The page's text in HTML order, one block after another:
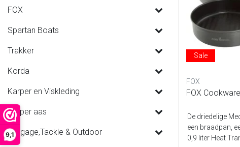
9,1
FOX
Spartan Boats
Trakker
Korda
Karper en Viskleding
Karper aas
Luggage,Tackle & Outdoor
Sale
FOX
FOX
De driedelige
een braadpan,
0,9 liter Heat